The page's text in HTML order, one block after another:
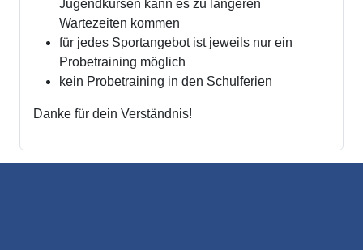
Jugendkursen kann es zu längeren
Wartezeiten kommen
für jedes Sportangebot ist jeweils nur ein
Probetraining möglich
kein Probetraining in den Schulferien
Danke für dein Verständnis!